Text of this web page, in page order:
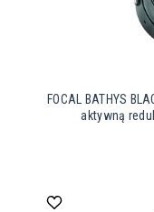
FOCAL BATHYS
aktywną